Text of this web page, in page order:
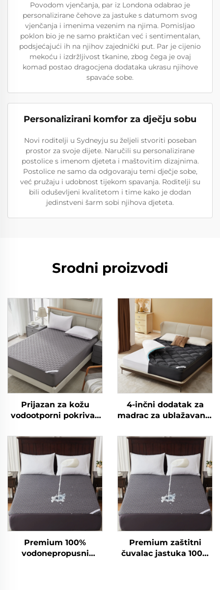
Povodom vjenčanja, par iz Londona odabrao je
personalizirane čehove za jastuke s datumom svog
vjenčanja i imenima vezenim na njima. Pomisljao
poklon bio je ne samo praktičan već i sentimentalan,
podsjećajući ih na njihov zajednički put. Par je cijenio
mekoću i izdržljivost tkanine, zbog čega je ovaj
komad postao dragocjena dodataka ukrasu njihove
spavaće sobe.
Personalizirani komfor za dječju sobu
Novi roditelji u Sydneyju su željeli stvoriti poseban
prostor za svoje dijete. Naručili su personalizirane
postolice s imenom djeteta i maštovitim dizajnima.
Postolice ne samo da odgovaraju temi dječje sobe,
već pružaju i udobnost tijekom spavanja. Roditelji su
bili oduševljeni kvalitetom i time kako je dodan
jedinstveni šarm sobi njihova djeteta.
Srodni proizvodi
Prijazan za kožu
vodootporni pokrivač
meki punjeni pokrivač
za madrac, 6''-18''
duboki džep za
pokrivač za madrac
(siva)
4-inčni dodatak za
madrac za ublažavanje
Dvostratni dodatak
srednje podrške (2"
gel pjenasti madrac s
pamćenjem oblika + 2"
hladni puhasti
dodatak tipa pillow
top), Propuštanje
zraka i ublažavanje
Premium 100%
vodonepropusni
Premium zaštitni
čuvalac jastuka 100%